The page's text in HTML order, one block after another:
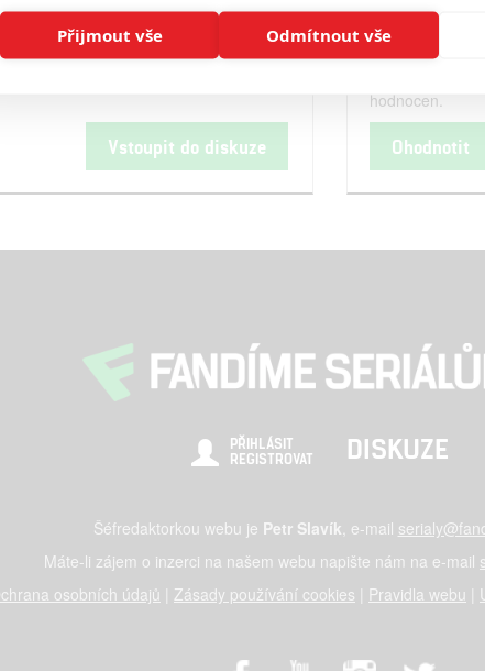
Vstoupit do diskuze
Hodnocení
hodnocen.
Ohodnotit
PŘIHLÁSIT
REGISTROVAT
DISKUZE
Šéfredaktorkou webu je Petr Slavík, e-mail
Máte-li zájem o inzerci na našem webu napište nám na e-mail
osobních údajů
Zásady používání cookies Pravidla webu
Přijmout vše Odmítnout vše